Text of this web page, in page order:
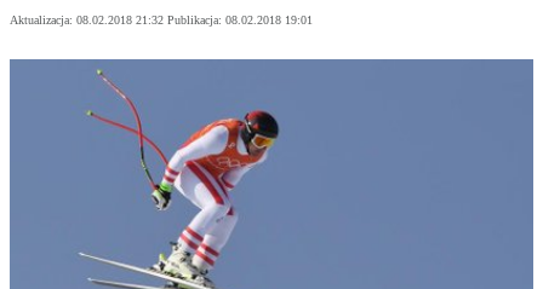
Aktualizacja: 08.02.2018 21:32 Publikacja: 08.02.2018 19:01